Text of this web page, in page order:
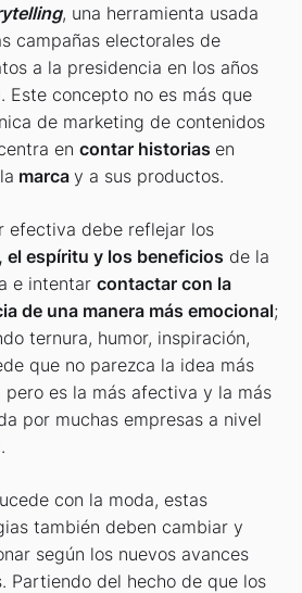
, una herramienta usada
campañas electorales de
a la presidencia en los años
Este concepto no es más que
de marketing de contenidos
en contar historias en
marca y a sus productos.
efectiva debe reflejar los
el espíritu y los beneficios de la
e intentar contactar con la
de una manera más emocional;
ternura, humor, inspiración,
que no parezca la idea más
pero es la más afectiva y la más
por muchas empresas a nivel
con la moda, estas
también deben cambiar y
según los nuevos avances
Partiendo del hecho de que los